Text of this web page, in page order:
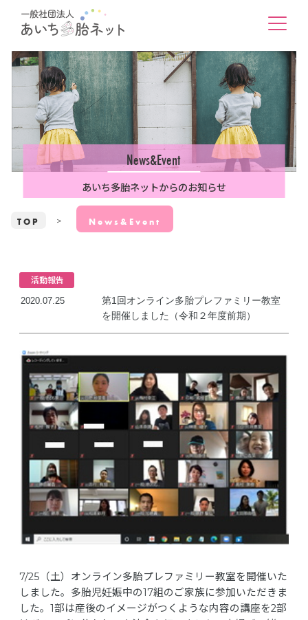
News&Event
あいち多胎ネットからのお知らせ
TOP News&Event
活動報告
2020.07.25
第1回オンライン多胎プレファミリー教室
を開催しました（令和２年度前期）
7/25（土）オンライン多胎プレファミリー教室を開催いた
しました。多胎児妊娠中の17組のご家族に参加いただきま
した。1部は産後のイメージがつくような内容の講座を2部